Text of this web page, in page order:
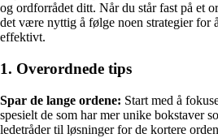
og ordforrådet ditt. Når du står fast på et
det være nyttig å følge noen strategier for
effektivt.
1. Overordnede tips
Spar de lange ordene: Start med å
spesielt de som har mer unike bokstaver
ledetråder til løsninger for de kortere